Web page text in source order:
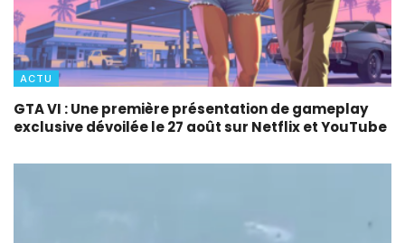
ACTU
GTA VI : Une première présentation de gameplay
exclusive dévoilée le 27 août sur Netflix et YouTube